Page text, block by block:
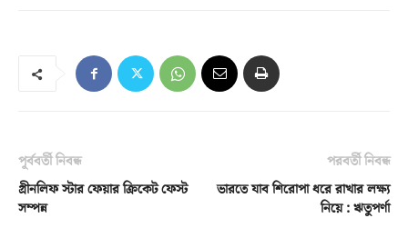
পূর্ববর্তী নিবন্ধ
গ্রীনলিফ স্টার ফেয়ার ক্রিকেট ফেস্ট
সম্পন্ন
পরবর্তী নিবন্ধ
ভারতে যাব শিরোপা ধরে রাখার লক্ষ্য
নিয়ে : ঋতুপর্ণা